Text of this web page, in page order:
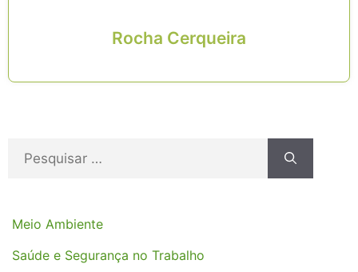
Rocha Cerqueira
Meio Ambiente
Saúde e Segurança no Trabalho